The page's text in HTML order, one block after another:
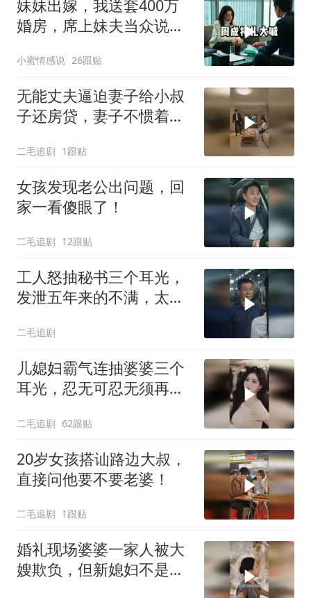
妹妹出嫁，我送套400万
婚房，席上妹夫当众说：
小蜜情感说 26跟贴
无能丈夫逼迫妻子给小叔
子还房贷，妻子不惯着他
二毛追剧 1跟贴
女孩发现老公出问题，回
家一看傻眼了！
二毛追剧 12跟贴
工人怒抽秘书三个耳光，
发泄五年来的不满，太解
二毛追剧
儿媳妇霸气连抽婆婆三个
耳光，忍无可忍无须再
二毛追剧 62跟贴
20岁女孩搭讪路边大叔，
直接问他要不要老婆！
二毛追剧 1跟贴
婚礼现场婆婆一家人被大
嫂欺负，但新媳妇不是好